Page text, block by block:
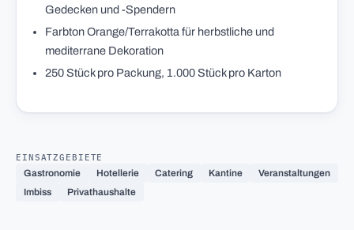
Gedecken und -Spendern
Farbton Orange/Terrakotta für herbstliche und
mediterrane Dekoration
250 Stück pro Packung, 1.000 Stück pro Karton
EINSATZGEBIETE
Gastronomie
Hotellerie Catering Kantine
Veranstaltungen
Imbiss
Privathaushalte